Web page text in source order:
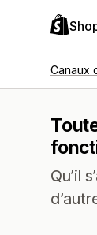
Canaux
Qu’il